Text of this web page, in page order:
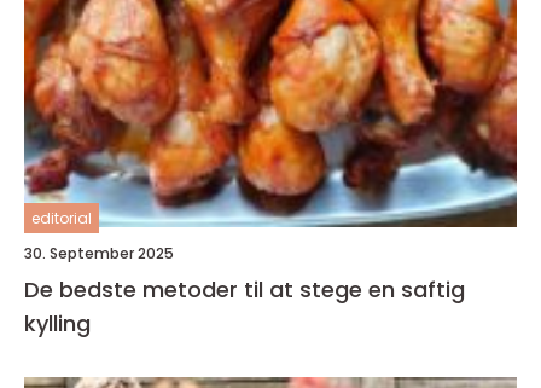
editorial
30. September 2025
De bedste metoder til at stege en saftig
kylling